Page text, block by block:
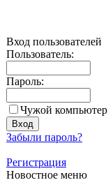
Вход пользователей
Пользователь:
Пароль:
Чужой компьютер
Забыли пароль?
Регистрация
Новостное меню